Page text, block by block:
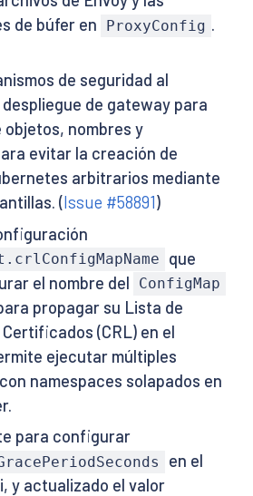
de búfer en
ProxyConfig .
de seguridad al
de gateway para
nombres y
evitar la creación de
arbitrarios mediante
(Issue #58891)
que
el nombre del
ConfigMap
propagar su Lista de
(CRL) en el
ejecutar múltiples
namespaces solapados en
para configurar
en el
y actualizado el valor